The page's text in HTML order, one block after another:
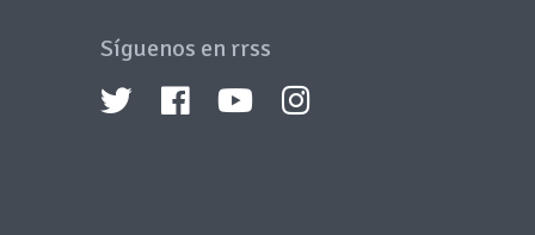
Síguenos en rrss